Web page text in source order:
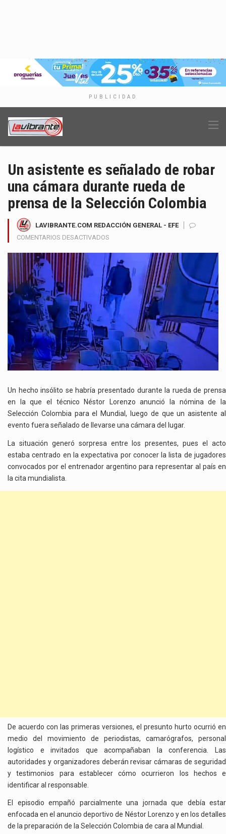
PUBLICIDAD
Un asistente es señalado de robar
una cámara durante rueda de
prensa de la Selección Colombia
LAVIBRANTE.COM REDACCIÓN GENERAL - EFE
COMENTARIOS DESACTIVADOS
ASISTENTE
ES
SEÑALADO
DE
ROBAR
UNA
CÁMARA
DURANTE
RUEDA
DE
PRENSA
COLOMBIA
Un hecho insólito se habría presentado durante la rueda de prensa
en la que el técnico Néstor Lorenzo anunció la nómina de la
Selección Colombia para el Mundial, luego de que un asistente al
evento fuera señalado de llevarse una cámara del lugar.
La situación generó sorpresa entre los presentes, pues el acto
estaba centrado en la expectativa por conocer la lista de jugadores
convocados por el entrenador argentino para representar al país en
la cita mundialista.
De acuerdo con las primeras versiones, el presunto hurto ocurrió en
medio del movimiento de periodistas, camarógrafos, personal
logístico e invitados que acompañaban la conferencia. Las
autoridades y organizadores deberán revisar cámaras de seguridad
y testimonios para establecer cómo ocurrieron los hechos e
identificar al responsable.
El episodio empañó parcialmente una jornada que debía estar
enfocada en el anuncio deportivo de Néstor Lorenzo y en los detalles
de la preparación de la Selección Colombia de cara al Mundial.